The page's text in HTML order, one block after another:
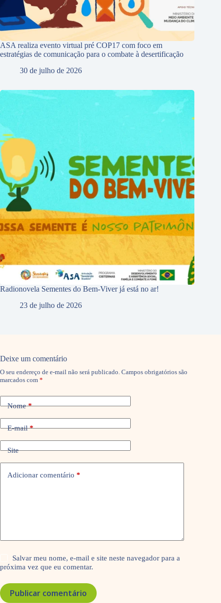
ASA realiza evento virtual pré COP17 com foco em
estratégias de comunicação para o combate à desertificação
30 de julho de 2026
Radionovela Sementes do Bem-Viver já está no ar!
23 de julho de 2026
Deixe um comentário
O seu endereço de e-mail não será publicado. Campos obrigatórios são
marcados com *
Nome*
E-mail*
Site
Adicionar comentário *
Salvar meu nome, e-mail e site neste navegador para a
próxima vez que eu comentar.
Publicar comentário